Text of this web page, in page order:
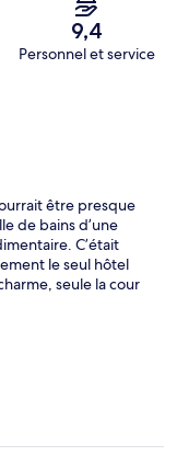
9,4
Personnel et service
être presque
de bains d’une
C’était
le seul hôtel
seule la cour